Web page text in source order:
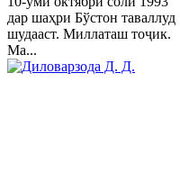
дар шаҳри Бўстон таваллуд
шудааст. Миллаташ тоҷик.
Ма...